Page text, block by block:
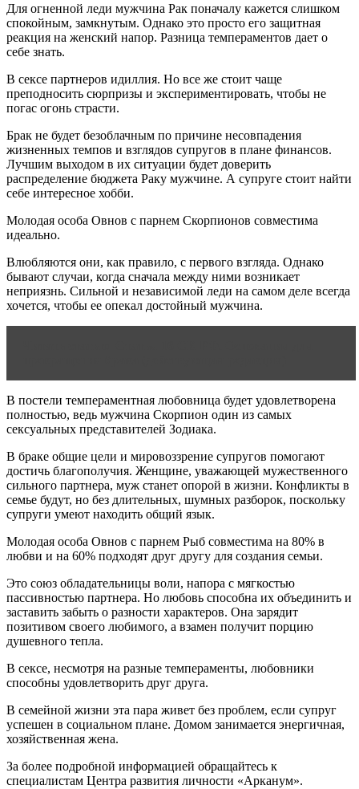
Для огненной леди мужчина Рак поначалу кажется слишком
спокойным, замкнутым. Однако это просто его защитная
реакция на женский напор. Разница темпераментов дает о
себе знать.
В сексе партнеров идиллия. Но все же стоит чаще
преподносить сюрпризы и экспериментировать, чтобы не
погас огонь страсти.
Брак не будет безоблачным по причине несовпадения
жизненных темпов и взглядов супругов в плане финансов.
Лучшим выходом в их ситуации будет доверить
распределение бюджета Раку мужчине. А супруге стоит найти
себе интересное хобби.
Молодая особа Овнов с парнем Скорпионов совместима
идеально.
Влюбляются они, как правило, с первого взгляда. Однако
бывают случаи, когда сначала между ними возникает
неприязнь. Сильной и независимой леди на самом деле всегда
хочется, чтобы ее опекал достойный мужчина.
В постели темпераментная любовница будет удовлетворена
полностью, ведь мужчина Скорпион один из самых
сексуальных представителей Зодиака.
В браке общие цели и мировоззрение супругов помогают
достичь благополучия. Женщине, уважающей мужественного
сильного партнера, муж станет опорой в жизни. Конфликты в
семье будут, но без длительных, шумных разборок, поскольку
супруги умеют находить общий язык.
Молодая особа Овнов с парнем Рыб совместима на 80% в
любви и на 60% подходят друг другу для создания семьи.
Это союз обладательницы воли, напора с мягкостью
пассивностью партнера. Но любовь способна их объединить и
заставить забыть о разности характеров. Она зарядит
позитивом своего любимого, а взамен получит порцию
душевного тепла.
В сексе, несмотря на разные темпераменты, любовники
способны удовлетворить друг друга.
В семейной жизни эта пара живет без проблем, если супруг
успешен в социальном плане. Домом занимается энергичная,
хозяйственная жена.
За более подробной информацией обращайтесь к
специалистам Центра развития личности «Арканум».